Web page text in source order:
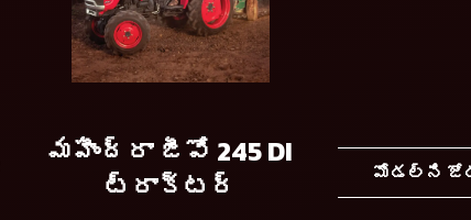
మహీంద్రా జీవో 245 DI
ట్రాక్టర్
మోడల్ని